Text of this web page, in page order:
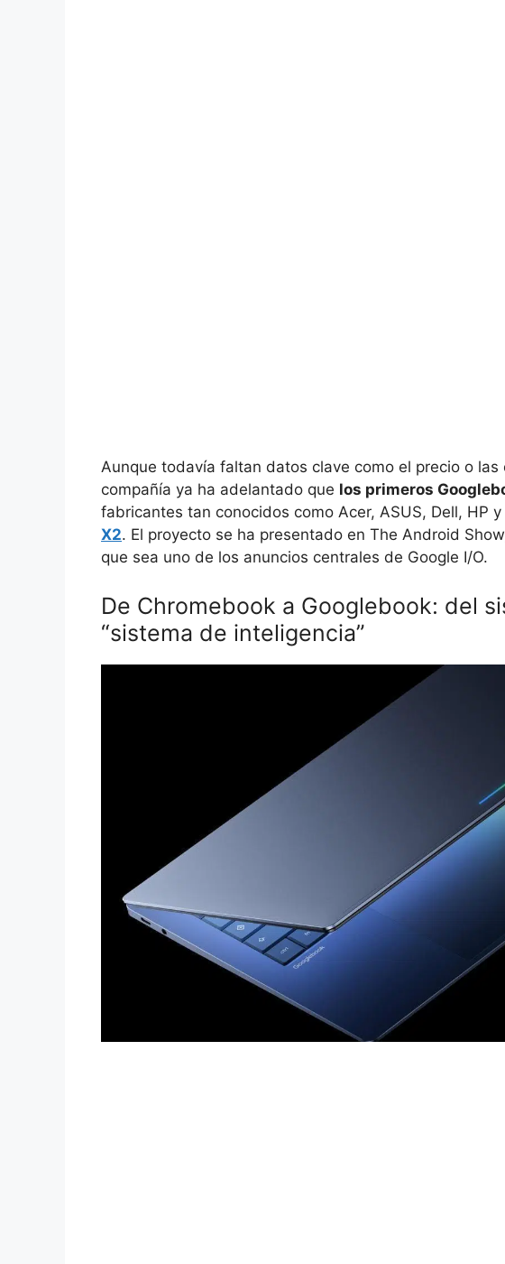
Aunque todavía faltan datos clave como el precio o
compañía ya ha adelantado que los primeros
fabricantes tan conocidos como Acer, ASUS, Dell, HP y
X2. El proyecto se ha presentado en The Android
que sea uno de los anuncios centrales de Google I/O.
De Chromebook a Googlebook: del
“sistema de inteligencia”